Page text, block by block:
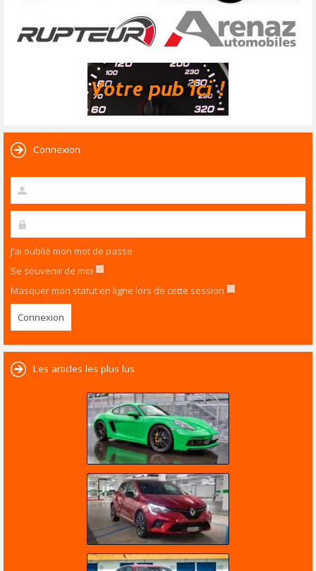
Connexion
J’ai oublié mon mot de passe
Se souvenir de moi
Masquer mon statut en ligne lors de cette session
Les articles les plus lus